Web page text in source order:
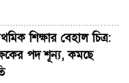
শিক্ষার বেহাল চিত্র:
পদ শূন্য, কমছে